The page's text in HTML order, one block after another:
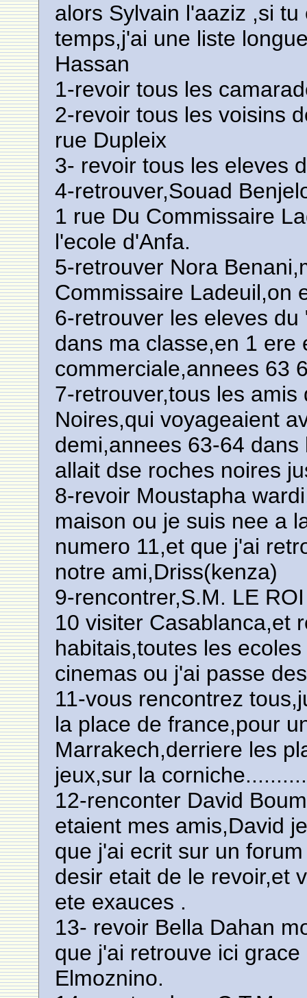
alors Sylvain l'aaziz ,si
temps,j'ai une liste
Hassan
1-revoir tous les
2-revoir tous les voisins
rue Dupleix
3- revoir tous les eleves
4-retrouver,Souad
1 rue Du Commissaire
l'ecole d'Anfa.
5-retrouver Nora
Commissaire Ladeuil,on
6-retrouver les eleves
dans ma classe,en 1 ere
commerciale,annees 63
7-retrouver,tous les
Noires,qui voyageaient
demi,annees 63-64
allait dse roches noires
8-revoir Moustapha
maison ou je suis nee a
numero 11,et que j'ai
notre ami,Driss(kenza)
9-rencontrer,S.M. LE
10 visiter Casablanca,et
habitais,toutes les
cinemas ou j'ai passe
11-vous rencontrez
la place de france,pour
Marrakech,derriere les
jeux,sur la
12-renconter David
etaient mes amis,David
que j'ai ecrit sur un
desir etait de le revoir,et
ete exauces .
13- revoir Bella Dahan
que j'ai retrouve ici
Elmoznino.